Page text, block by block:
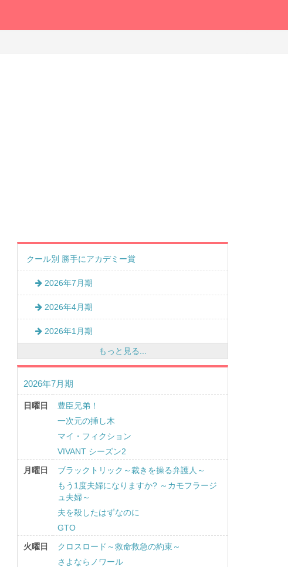
クール別 勝手にアカデミー賞
2026年7月期
2026年4月期
2026年1月期
もっと見る...
2026年7月期
日曜日
豊臣兄弟！
一次元の挿し木
マイ・フィクション
VIVANT シーズン2
月曜日
ブラックトリック～裁きを操る弁護人～
もう1度夫婦になりますか? ～カモフラージ
ュ夫婦～
夫を殺したはずなのに
GTO
火曜日
クロスロード～救命救急の約束～
さよならノワール